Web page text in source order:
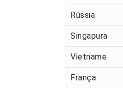
Rússia
Singapura
Vietname
França